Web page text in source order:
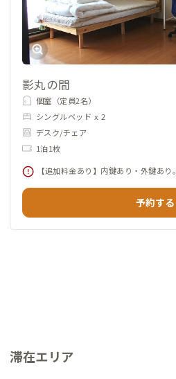
影丸の間
個室（定員2名）
シングルベッド x 2
デスク/チェア
1泊1枚
【追加料金あり】内鍵あり・外鍵あり。
予約する
滞在エリア